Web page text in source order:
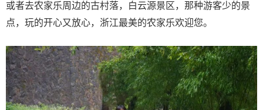
或者去农家乐周边的古村落，白云源景区，那种游客少的景
点，玩的开心又放心，浙江最美的农家乐欢迎您。